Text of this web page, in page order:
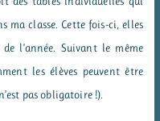
ma classe. Cette fois-ci, elles
l’année. Suivant le même
les élèves peuvent être
pas obligatoire !).